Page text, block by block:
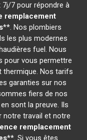
7 pour répondre à
remplacement
**. Nos plombiers
les plus modernes
fuel. Nous
pour vous permettre
thermique. Nos tarifs
garanties sur nos
fiers de nos
sont la preuve. Ils
notre travail et notre
remplacement
**. Si vous êtes